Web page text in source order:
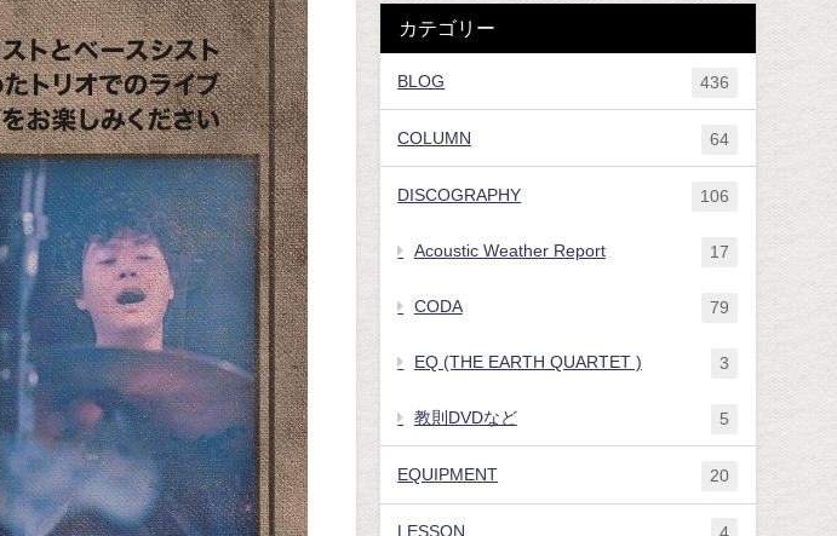
カテゴリー
BLOG 436
COLUMN 64
DISCOGRAPHY 106
Acoustic Weather Report 17
CODA 79
EQ (THE EARTH QUARTET ) 3
教則DVDなど 5
EQUIPMENT 20
LESSON 4